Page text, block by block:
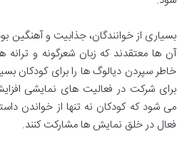
بسیاری از خوانندگان، جذابیت و آهنگین
آن ها معتقدند که زبان شعرگونه و
خاطر سپردن دیالوگ ها را برای کودکان
برای شرکت در فعالیت های نمایشی
می شود که کودکان نه تنها از خواندن
فعال در خلق نمایش ها مشارکت کنند.